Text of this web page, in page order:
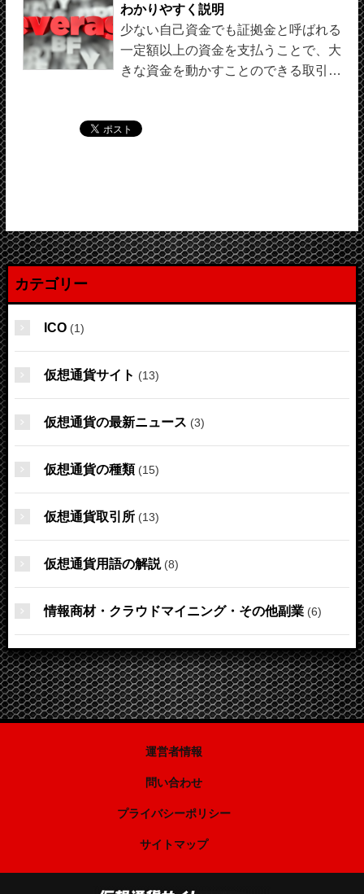
わかりやすく説明
少ない自己資金でも証拠金と呼ばれる
一定額以上の資金を支払うことで、大
きな資金を動かすことのできる取引…
カテゴリー
ICO(1)
仮想通貨サイト (13)
仮想通貨の最新ニュース (3)
仮想通貨の種類 (15)
仮想通貨取引所(13)
仮想通貨用語の解説(8)
情報商材・クラウドマイニング・その他副業(6)
運営者情報
問い合わせ
プライバシーポリシー
サイトマップ